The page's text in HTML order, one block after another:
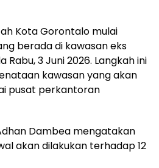
Kota Gorontalo mulai
berada di kawasan eks
Rabu, 3 Juni 2026. Langkah ini
kawasan yang akan
pusat perkantoran
Dambea mengatakan
akan dilakukan terhadap 12